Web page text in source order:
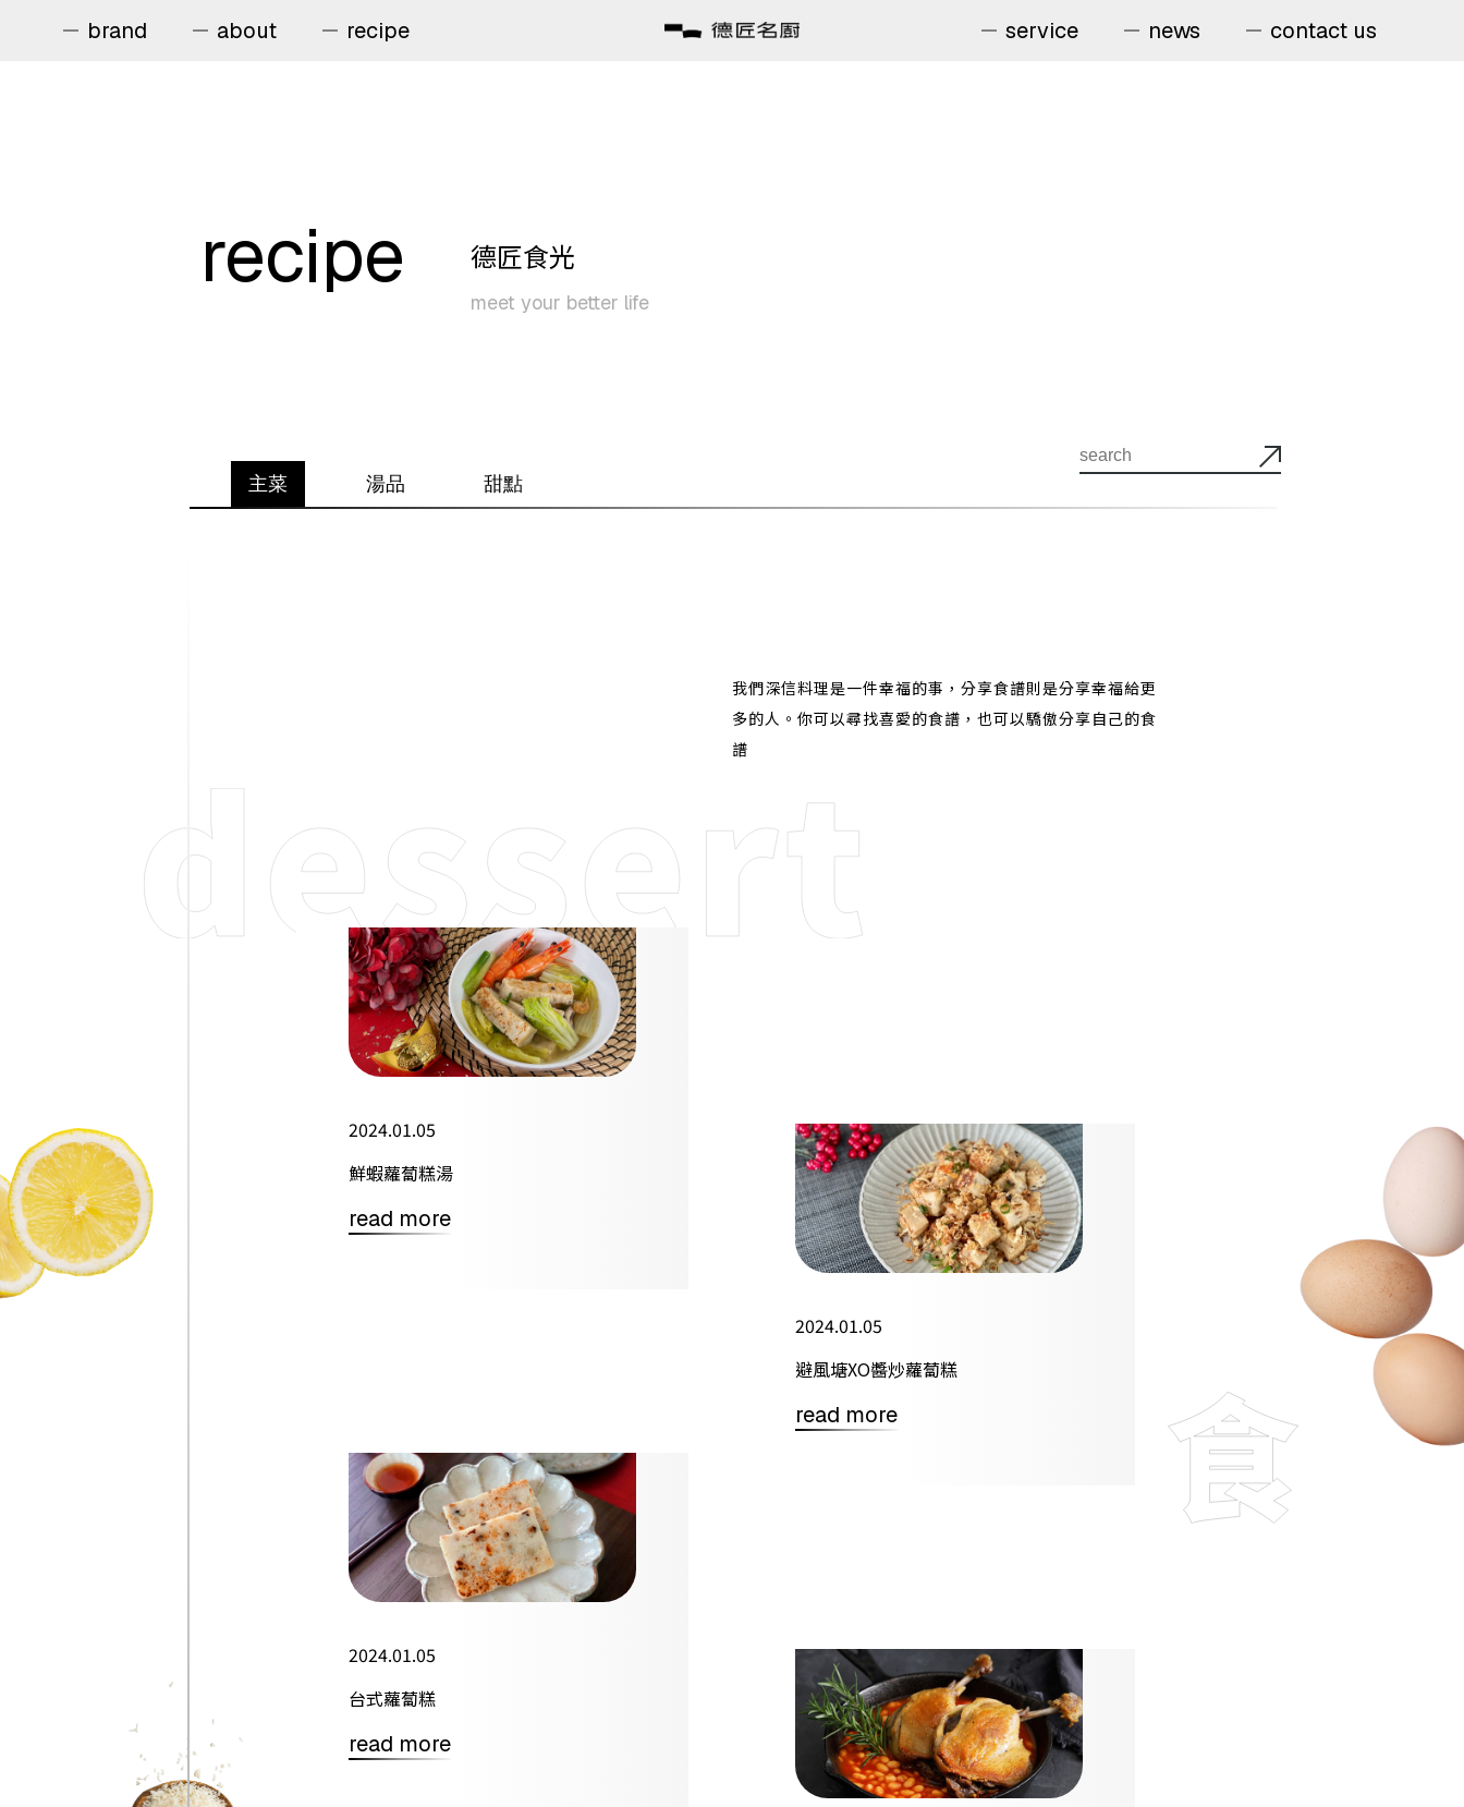
brand about recipe service news contact us
recipe
recipe 德匠食光
meet your better life
主菜 湯品 甜點
我們深信料理是一件幸福的事，分享食譜則是分享幸福給更
多的人。你可以尋找喜愛的食譜，也可以驕傲分享自己的食
譜
2024.01.05
鮮蝦蘿蔔糕湯
read more
2024.01.05
避風塘XO醬炒蘿蔔糕
read more
2024.01.05
台式蘿蔔糕
read more